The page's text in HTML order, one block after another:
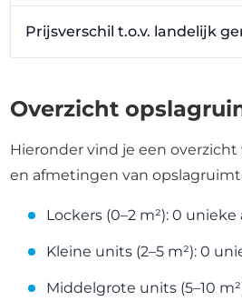
Prijsverschil t.o.v. landelijk
Overzicht
Hieronder vind je een
en afmetingen van
Lockers (0–2 m²): 0
Kleine units (2–5 m²): 0
Middelgrote units (5–10